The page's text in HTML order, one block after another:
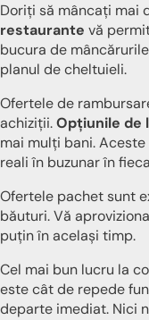
Doriți să mâncați mai
restaurante vă
bucura de
planul de cheltuieli.
Ofertele de
achiziții.Opțiunile de
mai mulți bani.
reali în buzunar în
Ofertele pachet sunt
băuturi. Vă
puțin în același timp.
Cel mai bun lucru la
este cât de repede
departe imediat. Nici